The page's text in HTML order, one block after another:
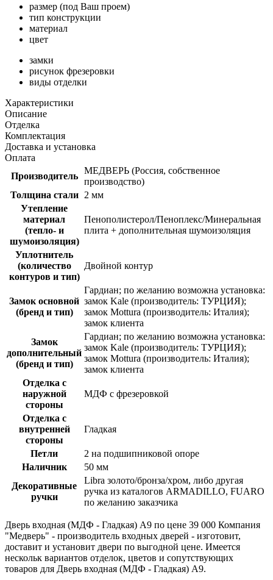
размер (под Ваш проем)
тип конструкции
материал
цвет
замки
рисунок фрезеровки
виды отделки
Характеристики
Описание
Отделка
Комплектация
Доставка и установка
Оплата
Производитель
МЕДВЕРЬ (Россия, собственное
производство)
Толщина стали
2 мм
Утепление
материал
(тепло- и
шумоизоляция)
Пенополистерол/Пеноплекс/Минеральная
плита + дополнительная шумоизоляция
Уплотнитель
(количество
контуров и тип)
Двойной контур
Замок основной
(бренд и тип)
Гардиан; по желанию возможна установка:
замок Kale (производитель: ТУРЦИЯ);
замок Mottura (производитель: Италия);
замок клиента
Замок
дополнительный
(бренд и тип)
Гардиан; по желанию возможна установка:
замок Kale (производитель: ТУРЦИЯ);
замок Mottura (производитель: Италия);
замок клиента
Отделка с
наружной
стороны
МДФ с фрезеровкой
Отделка с
внутренней
стороны
Гладкая
Петли
2 на подшипниковой опоре
Наличник
50 мм
Декоративные
ручки
Libra золото/бронза/хром, либо другая
ручка из каталогов ARMADILLO, FUARO
по желанию заказчика
Дверь входная (МДФ - Гладкая) A9 по цене 39 000 Компания
"Медверь" - производитель входных дверей - изготовит,
доставит и установит двери по выгодной цене. Имеется
нескольк вариантов отделок, цветов и сопутствующих
товаров для Дверь входная (МДФ - Гладкая) A9.